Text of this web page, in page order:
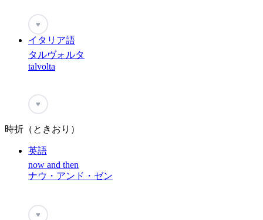
♥
イタリア語
タルヴォルタ
talvolta
♥
時折（ときおり）
英語
now and then
ナウ・アンド・ゼン
♥